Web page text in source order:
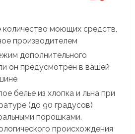
моющих средств,
производителем
дополнительного
он предусмотрен в вашей
белье из хлопка и льна при
(до 90 градусов)
порошками.
происхождения